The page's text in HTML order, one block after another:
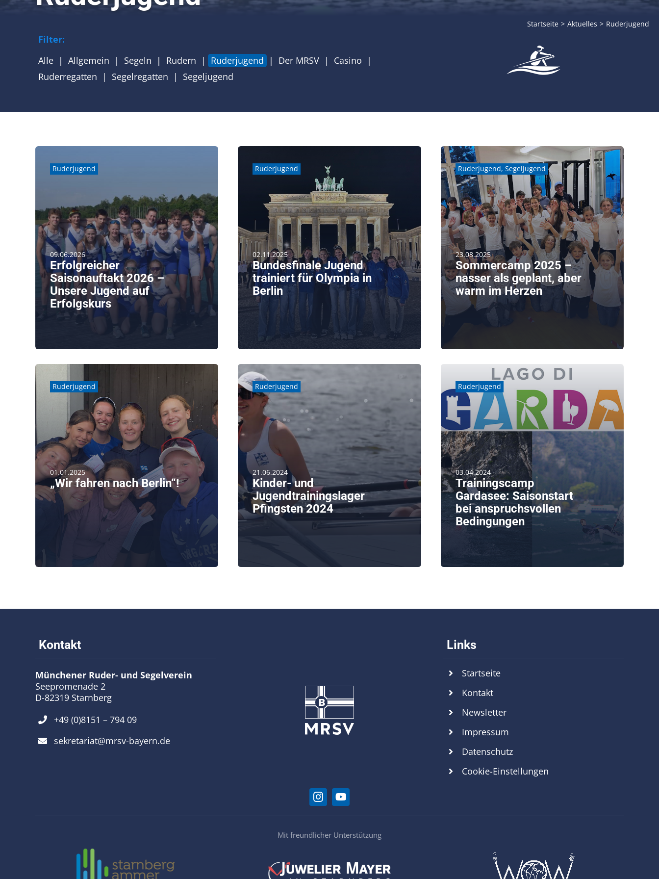
Startseite Aktuelles Ruderjugend
Filter:
Alle
Allgemein Segeln Rudern Ruderjugend Der MRSV
Casino
Ruderregatten
Segelregatten Segeljugend
Ruderjugend
09.06.2026
Erfolgreicher
Saisonauftakt 2026 –
Unsere Jugend auf
Erfolgskurs
Während auch die Segelzeit wieder anbricht und
Ruderjugend
02.11.2025
Bundesfinale Jugend
trainiert für Olympia in
Berlin
Nach einer guten Woche Training mit Thomas
Thallmair ging’s für [...]
Ruderjugend, Segeljugend
23.08.2025
Sommercamp 2025 –
nasser als geplant, aber
warm im Herzen
Das Sommercamp MRSV 2025 war trotz – oder
vielleicht gerade [...]
Ruderjugend
01.01.2025
„Wir fahren nach Berlin“!
Da die Regatta in Regensburg wegen des
Hochwassers abgesagt werden [...]
Ruderjugend
21.06.2024
Kinder- und
Jugendtrainingslager
Pfingsten 2024
Am Freitag, den 17. Mai startete das siebentägige
Ruderjugend
03.04.2024
Trainingscamp
Gardasee: Saisonstart
bei anspruchsvollen
Bedingungen
von Andreas Haagner Die MRSV-Segeljugend ist
Münchener Ruder- und Segelverein
Seepromenade 2
D-82319 Starnberg
+49 (0)8151 – 794 09
sekretariat@mrsv-bayern.de
Startseite
Kontakt
Newsletter
Impressum
Datenschutz
Cookie-Einstellungen
Mit freundlicher Unterstützung